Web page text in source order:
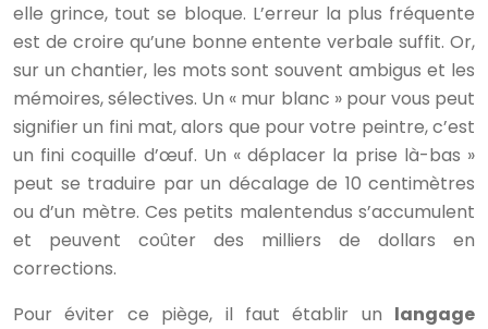
elle grince, tout se bloque. L’erreur la plus fréquente
est de croire qu’une bonne entente verbale suffit. Or,
sur un chantier, les mots sont souvent ambigus et les
mémoires, sélectives. Un « mur blanc » pour vous peut
signifier un fini mat, alors que pour votre peintre, c’est
un fini coquille d’œuf. Un « déplacer la prise là-bas »
peut se traduire par un décalage de 10 centimètres
ou d’un mètre. Ces petits malentendus s’accumulent
et peuvent coûter des milliers de dollars en
corrections.
Pour éviter ce piège, il faut établir un langage